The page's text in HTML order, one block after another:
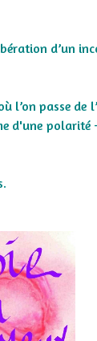
d’un
l’on passe de
d'une